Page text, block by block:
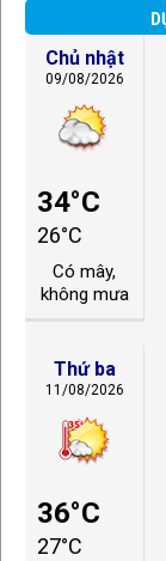
Chủ nhật
09/08/2026
34°C
26°C
Có mây,
không mưa
Thứ ba
11/08/2026
36°C
27°C